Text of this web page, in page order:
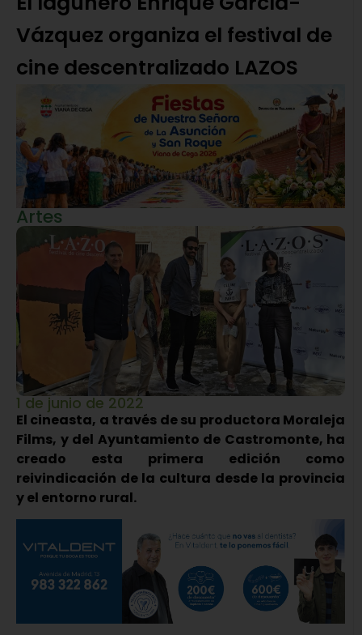
Vázquez organiza el festival de
cine descentralizado LAZOS
Artes
1 de junio de 2022
El cineasta, a través de su productora Moraleja
Films, y del Ayuntamiento de Castromonte, ha
creado esta primera edición como
reivindicación de la cultura desde la provincia
y el entorno rural.